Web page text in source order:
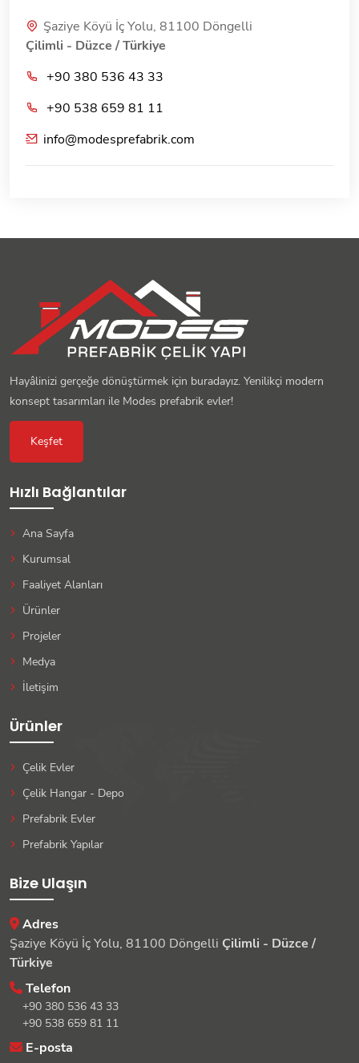
Şaziye Köyü İç Yolu, 81100 Döngelli
Çilimli - Düzce / Türkiye
+90 380 536 43 33
+90 538 659 81 11
info@modesprefabrik.com
Hayâlinizi gerçeğe dönüştürmek için buradayız. Yenilikçi modern
konsept tasarımları ile Modes prefabrik evler!
Keşfet
Hızlı Bağlantılar
Ana Sayfa
Kurumsal
Faaliyet Alanları
Ürünler
Projeler
Medya
İletişim
Ürünler
Çelik Evler
Çelik Hangar - Depo
Prefabrik Evler
Prefabrik Yapılar
Bize Ulaşın
Adres
Şaziye Köyü İç Yolu, 81100 Döngelli Çilimli - Düzce /
Türkiye
Telefon
+90 380 536 43 33
+90 538 659 81 11
E-posta